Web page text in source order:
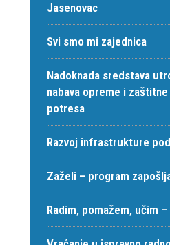
Jasenovac
Svi smo mi zajednica
Nadoknada sredstava
nabava opreme i
potresa
Razvoj infrastrukture
Zaželi – program
Radim, pomažem, učim